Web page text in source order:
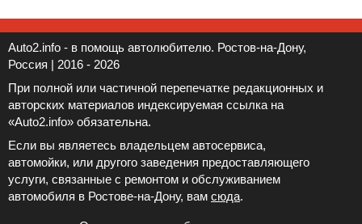
Auto2.info - в помощь автолюбителю. Ростов-на-Дону,
Россия | 2016 - 2026
При полной или частичной перепечатке редакционных и
авторских материалов индексируемая ссылка на
«Auto2.info» обязательна.
Если вы являетесь владельцем автосервиса,
автомойки, или другого заведения предоставляющего
услуги, связанные с ремонтом и обслуживанием
автомобиля в Ростове-на-Дону, вам сюда.